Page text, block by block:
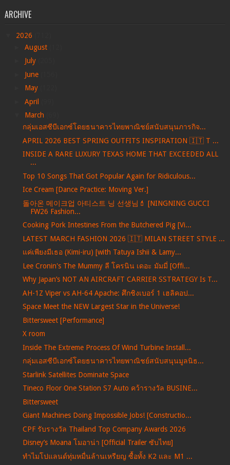
ARCHIVE
2026
August
July
June
May
April
March
กลุ่มเอสซีบีเอกซ์โดยธนาคารไทยพาณิชย์สนับสนุนภารกิจ...
APRIL 2026 BEST SPRING OUTFITS INSPIRATION 🇮🇹 T ...
INSIDE A RARE LUXURY TEXAS HOME THAT EXCEEDED ALL
...
Top 10 Songs That Got Popular Again for Ridiculous...
Ice Cream [Dance Practice: Moving Ver.]
돌아온 메이크업 아티스트 닝 선생님💄 [NINGNING GUCCI
FW26 Fashion...
Cooking Pork Intestines From the Butchered Pig [Vi...
LATEST MARCH FASHION 2026 🇮🇹 MILAN STREET STYLE ...
แค่เพียงมีเธอ (Kimi-iru) [with Tatuya Ishii & Lamy...
Lee Cronin's The Mummy ลี โครนิน เดอะ มัมมี่ [Offi...
Why Japan’s NOT AN AIRCRAFT CARRIER SSTRATEGY Is T...
AH-1Z Viper vs AH-64 Apache: ศึกชิงเบอร์ 1 เฮลิคอป...
Space Meet the NEW Largest Star in the Universe!
Bittersweet [Performance]
X room
Inside The Extreme Process Of Wind Turbine Install...
กลุ่มเอสซีบีเอกซ์โดยธนาคารไทยพาณิชย์สนับสนุนมูลนิธ...
Starlink Satellites Dominate Space
Tineco Floor One Station S7 Auto คว้ารางวัล BUSINE...
Bittersweet
Giant Machines Doing Impossible Jobs! [Constructio...
CPF รับรางวัล Thailand Top Company Awards 2026
Disney’s Moana โมอาน่า [Official Trailer ซับไทย]
ทำไมโปแลนด์ทุ่มหมื่นล้านเหรียญ ซื้อทั้ง K2 และ M1 ...